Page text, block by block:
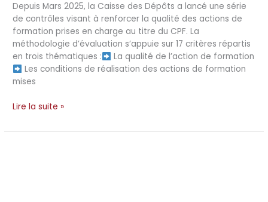
Depuis Mars 2025, la Caisse des Dépôts a lancé une série
de contrôles visant à renforcer la qualité des actions de
formation prises en charge au titre du CPF. La
méthodologie d’évaluation s’appuie sur 17 critères répartis
en trois thématiques :
La qualité de l’action de formation
Les conditions de réalisation des actions de formation
mises
les
droits
Lire la suite »